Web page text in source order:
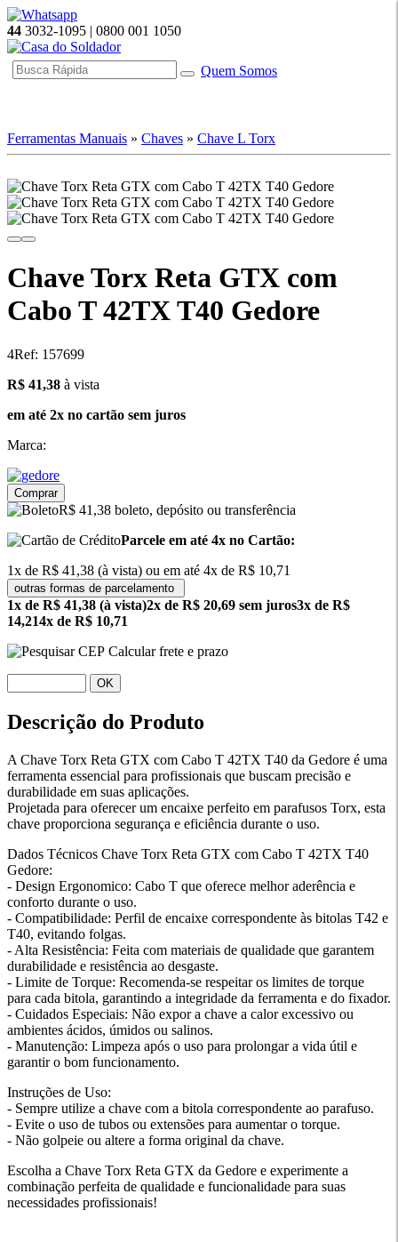
44 3032-1095 | 0800 001 1050
Quem Somos
Ferramentas Manuais » Chaves » Chave L Torx
Chave Torx Reta GTX com
Cabo T 42TX T40 Gedore
4Ref: 157699
41.38
R$ 41,38 à vista
em até 2x no cartão sem juros
Marca:
Comprar
R$ 41,38 boleto, depósito ou transferência
Parcele em até 4x no Cartão:
1x de R$ 41,38 (à vista) ou em até 4x de R$ 10,71
outras formas de parcelamento
1x de R$ 41,38 (à vista)2x de R$ 20,69 sem juros3x de R$
14,214x de R$ 10,71
Calcular frete e prazo
OK
Descrição do Produto
A Chave Torx Reta GTX com Cabo T 42TX T40 da Gedore é uma
ferramenta essencial para profissionais que buscam precisão e
durabilidade em suas aplicações.
Projetada para oferecer um encaixe perfeito em parafusos Torx, esta
chave proporciona segurança e eficiência durante o uso.
Dados Técnicos Chave Torx Reta GTX com Cabo T 42TX T40
Gedore:
- Design Ergonomico: Cabo T que oferece melhor aderência e
conforto durante o uso.
- Compatibilidade: Perfil de encaixe correspondente às bitolas T42 e
T40, evitando folgas.
- Alta Resistência: Feita com materiais de qualidade que garantem
durabilidade e resistência ao desgaste.
- Limite de Torque: Recomenda-se respeitar os limites de torque
para cada bitola, garantindo a integridade da ferramenta e do fixador.
- Cuidados Especiais: Não expor a chave a calor excessivo ou
ambientes ácidos, úmidos ou salinos.
- Manutenção: Limpeza após o uso para prolongar a vida útil e
garantir o bom funcionamento.
Instruções de Uso:
- Sempre utilize a chave com a bitola correspondente ao parafuso.
- Evite o uso de tubos ou extensões para aumentar o torque.
- Não golpeie ou altere a forma original da chave.
Escolha a Chave Torx Reta GTX da Gedore e experimente a
combinação perfeita de qualidade e funcionalidade para suas
necessidades profissionais!